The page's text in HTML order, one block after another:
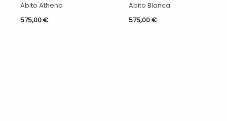
Abito Athena
575,00€
Abito Blanca
575,00€